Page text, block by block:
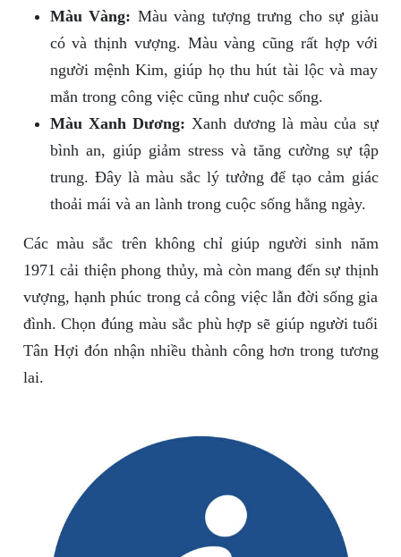
Màu Vàng: Màu vàng tượng trưng cho sự giàu
có và thịnh vượng. Màu vàng cũng rất hợp với
người mệnh Kim, giúp họ thu hút tài lộc và may
mắn trong công việc cũng như cuộc sống.
Màu Xanh Dương: Xanh dương là màu của sự
bình an, giúp giảm stress và tăng cường sự tập
trung. Đây là màu sắc lý tưởng để tạo cảm giác
thoải mái và an lành trong cuộc sống hằng ngày.
Các màu sắc trên không chỉ giúp người sinh năm
1971 cải thiện phong thủy, mà còn mang đến sự thịnh
vượng, hạnh phúc trong cả công việc lẫn đời sống gia
đình. Chọn đúng màu sắc phù hợp sẽ giúp người tuổi
Tân Hợi đón nhận nhiều thành công hơn trong tương
lai.